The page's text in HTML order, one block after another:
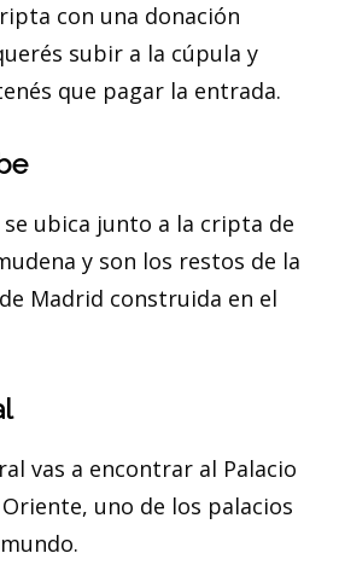
con una donación
subir a la cúpula y
que pagar la entrada.
ubica junto a la cripta de
y son los restos de la
Madrid construida en el
vas a encontrar al Palacio
Oriente, uno de los palacios